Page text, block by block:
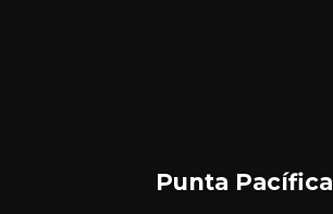
Punta Pacífica